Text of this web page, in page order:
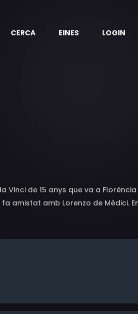
CERCA EINES LOGIN
Vinci de 15 anys que va a
amistat amb Lorenzo de Mèdici.
i posar en pràctica tota la seva
ne de noves!